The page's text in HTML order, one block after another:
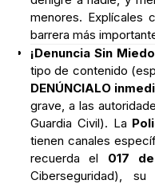
menores. Explícales
barrera más
¡Denuncia Sin
tipo de contenido
DENÚNCIALO
grave, a las
Guardia Civil). La
tienen canales
recuerda el 017 de
Ciberseguridad),